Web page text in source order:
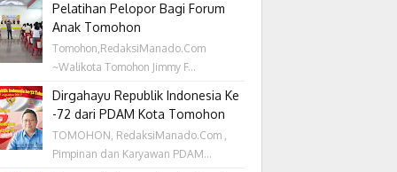
Pelatihan Pelopor Bagi Forum
Anak Tomohon
Tomohon,RedaksiManado.Com
~Walikota Tomohon Jimmy F...
Dirgahayu Republik Indonesia Ke
-72 dari PDAM Kota Tomohon
TOMOHON, RedaksiManado.Com ,
Pimpinan dan Karyawan PDAM...